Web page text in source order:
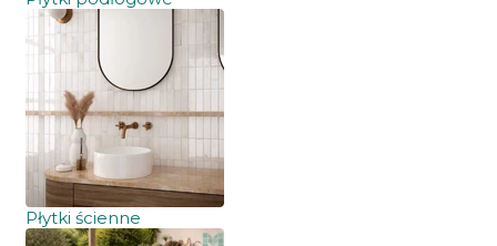
Płytki ścienne